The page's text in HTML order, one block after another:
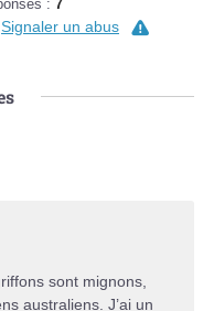
: 7
Signaler un abus
sont mignons,
australiens. J’ai un